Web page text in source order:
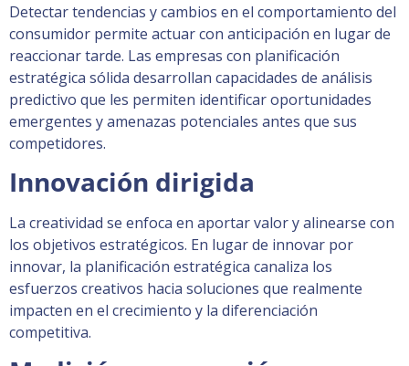
Detectar tendencias y cambios en el comportamiento del
consumidor permite actuar con anticipación en lugar de
reaccionar tarde. Las empresas con planificación
estratégica sólida desarrollan capacidades de análisis
predictivo que les permiten identificar oportunidades
emergentes y amenazas potenciales antes que sus
competidores.
Innovación dirigida
La creatividad se enfoca en aportar valor y alinearse con
los objetivos estratégicos. En lugar de innovar por
innovar, la planificación estratégica canaliza los
esfuerzos creativos hacia soluciones que realmente
impacten en el crecimiento y la diferenciación
competitiva.